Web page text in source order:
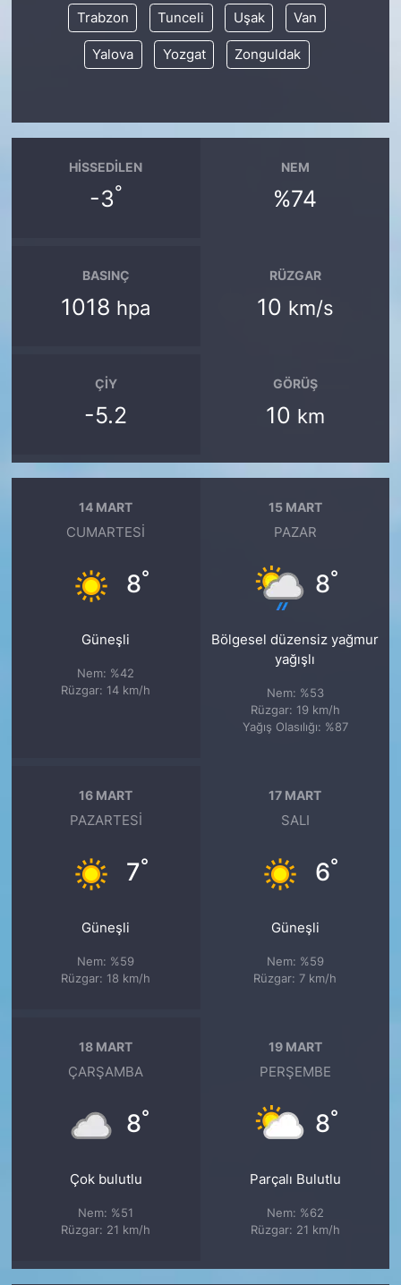
Trabzon Tunceli Uşak Van
Yalova Yozgat Zonguldak
HISSEDILEN
-3°
NEM
%74
BASINÇ
1018 hpa
RÜZGAR
10 km/s
ÇIY
-5.2
GÖRÜŞ
10 km
14 MART
CUMARTESI
8°
Güneşli
Nem: %42
Rüzgar: 14 km/h
15 MART
PAZAR
8°
Bölgesel düzensiz yağmur
yağışlı
Nem: %53
Rüzgar: 19 km/h
Yağış Olasılığı: %87
16 MART
PAZARTESI
7°
Güneşli
Nem: %59
Rüzgar: 18 km/h
17 MART
SALI
6°
Güneşli
Nem: %59
Rüzgar: 7 km/h
18 MART
ÇARŞAMBA
8°
Çok bulutlu
Nem: %51
Rüzgar: 21 km/h
19 MART
PERŞEMBE
8°
Parçalı Bulutlu
Nem: %62
Rüzgar: 21 km/h